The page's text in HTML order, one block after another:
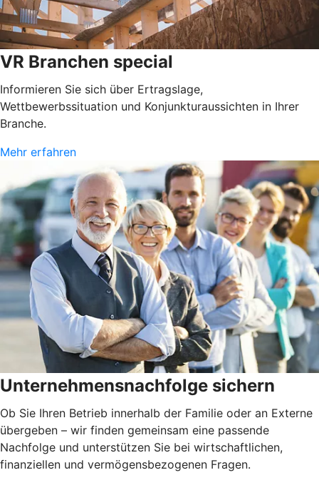
VR Branchen special
Informieren Sie sich über Ertragslage,
Wettbewerbssituation und Konjunkturaussichten in Ihrer
Branche.
Mehr erfahren
Unternehmensnachfolge sichern
Ob Sie Ihren Betrieb innerhalb der Familie oder an Externe
übergeben – wir finden gemeinsam eine passende
Nachfolge und unterstützen Sie bei wirtschaftlichen,
finanziellen und vermögensbezogenen Fragen.